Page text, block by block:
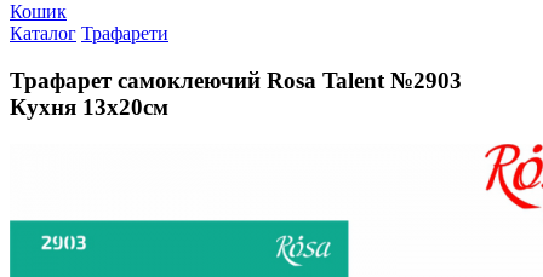
Кошик
Каталог Трафарети
Трафарет самоклеючий Rosa Talent №2903
Кухня 13х20см